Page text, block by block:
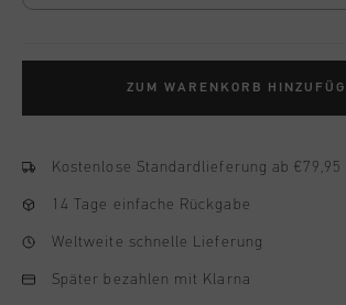
ZUM WARENKORB
Kostenlose Standardlieferung ab €79,95
14 Tage einfache Rückgabe
Weltweite schnelle Lieferung
Später bezahlen mit Klarna